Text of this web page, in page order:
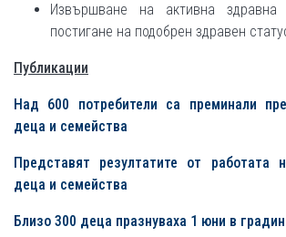
Извършване на активна здравна
постигане на подобрен здравен
Публикации
Над 600 потребители са преминали
деца и семейства
Представят резултатите от работата
деца и семейства
Близо 300 деца празнуваха 1 юни в